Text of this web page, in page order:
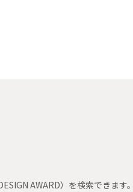
AWARD）を検索できます。